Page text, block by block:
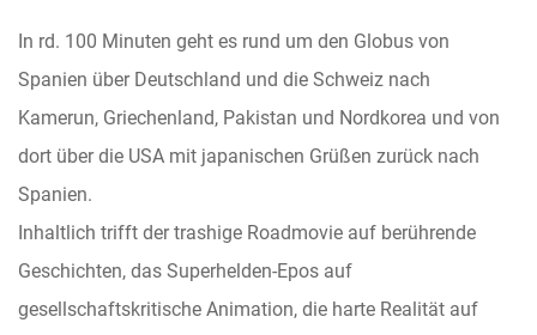
In rd. 100 Minuten geht es rund um den Globus von
Spanien über Deutschland und die Schweiz nach
Kamerun, Griechenland, Pakistan und Nordkorea und von
dort über die USA mit japanischen Grüßen zurück nach
Spanien.
Inhaltlich trifft der trashige Roadmovie auf berührende
Geschichten, das Superhelden-Epos auf
gesellschaftskritische Animation, die harte Realität auf